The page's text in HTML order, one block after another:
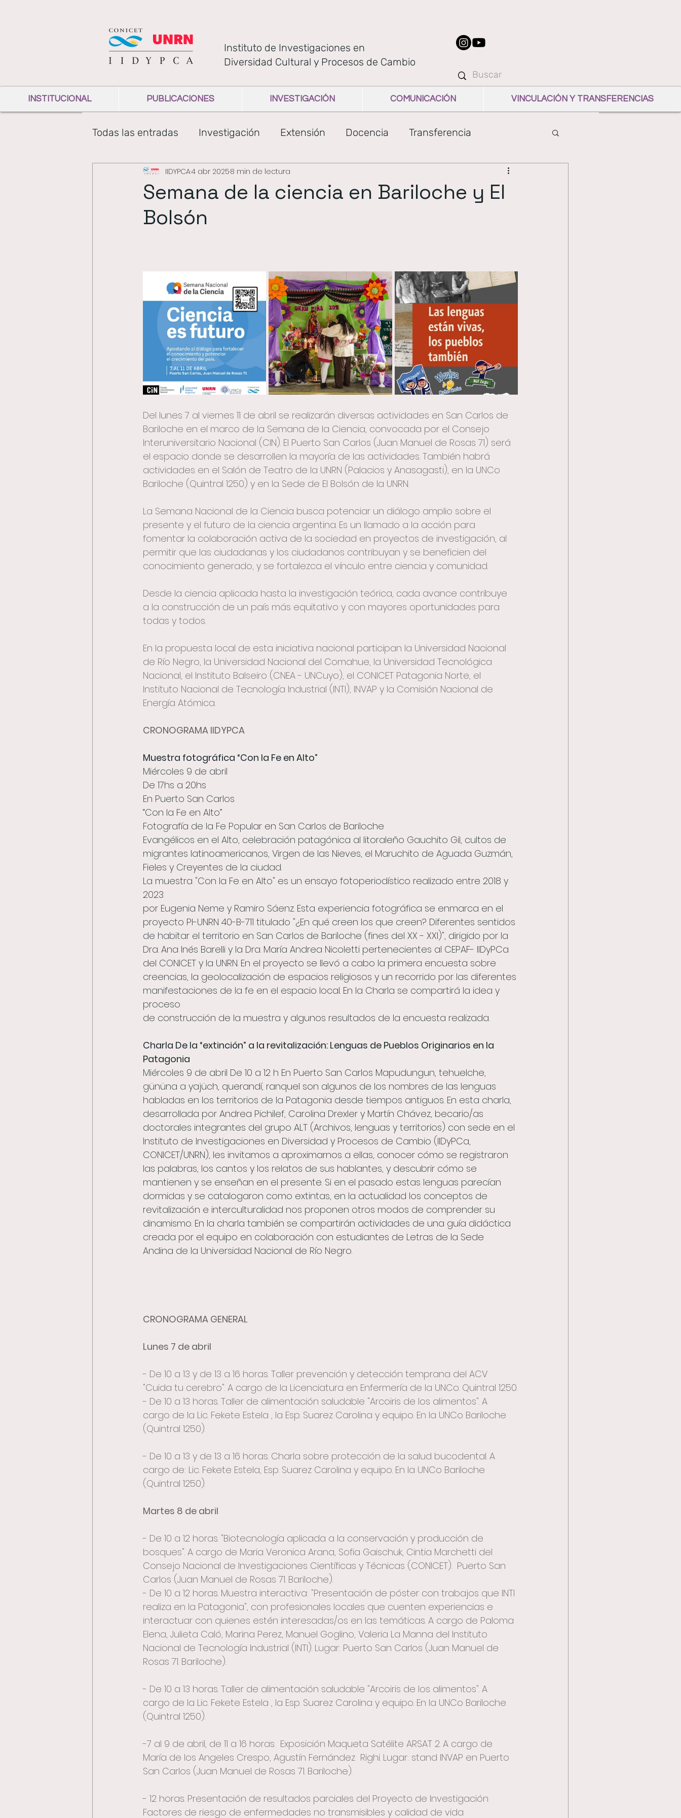
Instituto de Investigaciones en
Diversidad Cultural y Procesos de Cambio
INSTITUCIONAL PUBLICACIONES INVESTIGACIÓN COMUNICACIÓN VINCULACIÓN Y TRANSFERENCIAS
Todas las entradas Investigación Extensión Docencia Transferencia
Institucional diversidad GEMAS
Comunicación de la ciencia
2 vinculación
Semana de la ciencia en Bariloche y El
Bolsón
IIDYPCA4 abr 20258 min de lectura
Del lunes 7 al viernes 11 de abril se realizarán diversas actividades en San Carlos de
Bariloche en el marco de la Semana de la Ciencia, convocada por el Consejo
Interuniversitario Nacional (CIN). El Puerto San Carlos (Juan Manuel de Rosas 71) será
el espacio donde se desarrollen la mayoría de las actividades. También habrá
actividades en el Salón de Teatro de la UNRN (Palacios y Anasagasti), en la UNCo
Bariloche (Quintral 1250) y en la Sede de El Bolsón de la UNRN.
La Semana Nacional de la Ciencia busca potenciar un diálogo amplio sobre el
presente y el futuro de la ciencia argentina. Es un llamado a la acción para
fomentar la colaboración activa de la sociedad en proyectos de investigación, al
permitir que las ciudadanas y los ciudadanos contribuyan y se beneficien del
conocimiento generado, y se fortalezca el vínculo entre ciencia y comunidad.
Desde la ciencia aplicada hasta la investigación teórica, cada avance contribuye
a la construcción de un país más equitativo y con mayores oportunidades para
todas y todos.
En la propuesta local de esta iniciativa nacional participan la Universidad Nacional
de Río Negro, la Universidad Nacional del Comahue, la Universidad Tecnológica
Nacional, el Instituto Balseiro (CNEA - UNCuyo), el CONICET Patagonia Norte, el
Instituto Nacional de Tecnología Industrial (INTI), INVAP y la Comisión Nacional de
Energía Atómica.
CRONOGRAMA IIDYPCA
Muestra fotográfica “Con la Fe en Alto”
Miércoles 9 de abril
De 17hs a 20hs
En Puerto San Carlos
“Con la Fe en Alto”
Fotografía de la Fe Popular en San Carlos de Bariloche
Evangélicos en el Alto, celebración patagónica al litoraleño Gauchito Gil, cultos de
migrantes latinoamericanos, Virgen de las Nieves, el Maruchito de Aguada Guzmán,
Fieles y Creyentes de la ciudad.
La muestra "Con la Fe en Alto" es un ensayo fotoperiodístico realizado entre 2018 y
2023
por Eugenia Neme y Ramiro Sáenz. Esta experiencia fotográfica se enmarca en el
proyecto PI-UNRN 40-B-711 titulado "¿En qué creen los que creen? Diferentes sentidos
de habitar el territorio en San Carlos de Bariloche (fines del XX - XXI)", dirigido por la
Dra. Ana Inés Barelli y la Dra. María Andrea Nicoletti pertenecientes al CEPAF- IIDyPCa
del CONICET y la UNRN. En el proyecto se llevó a cabo la primera encuesta sobre
creencias, la geolocalización de espacios religiosos y un recorrido por las diferentes
manifestaciones de la fe en el espacio local. En la Charla se compartirá la idea y
proceso
de construcción de la muestra y algunos resultados de la encuesta realizada.
Charla De la “extinción” a la revitalización: Lenguas de Pueblos Originarios en la
Patagonia
Miércoles 9 de abril De 10 a 12 h En Puerto San Carlos Mapudungun, tehuelche,
gününa a yajüch, querandí, ranquel son algunos de los nombres de las lenguas
habladas en los territorios de la Patagonia desde tiempos antiguos. En esta charla,
desarrollada por Andrea Pichilef, Carolina Drexler y Martín Chávez, becario/as
doctorales integrantes del grupo ALT (Archivos, lenguas y territorios) con sede en el
Instituto de Investigaciones en Diversidad y Procesos de Cambio (IIDyPCa,
CONICET/UNRN), les invitamos a aproximarnos a ellas, conocer cómo se registraron
las palabras, los cantos y los relatos de sus hablantes, y descubrir cómo se
mantienen y se enseñan en el presente. Si en el pasado estas lenguas parecían
dormidas y se catalogaron como extintas, en la actualidad los conceptos de
revitalización e interculturalidad nos proponen otros modos de comprender su
dinamismo. En la charla también se compartirán actividades de una guía didáctica
creada por el equipo en colaboración con estudiantes de Letras de la Sede
Andina de la Universidad Nacional de Río Negro.
CRONOGRAMA GENERAL
Lunes 7 de abril
- De 10 a 13 y de 13 a 16 horas. Taller prevención y detección temprana del ACV
"Cuida tu cerebro". A cargo de la Licenciatura en Enfermería de la UNCo. Quintral 1250.
- De 10 a 13 horas. Taller de alimentación saludable "Arcoiris de los alimentos". A
cargo de la Lic. Fekete Estela , la Esp. Suarez Carolina y equipo. En la UNCo Bariloche
(Quintral 1250).
- De 10 a 13 y de 13 a 16 horas. Charla sobre protección de la salud bucodental. A
cargo de: Lic. Fekete Estela, Esp. Suarez Carolina y equipo. En la UNCo Bariloche
(Quintral 1250).
Martes 8 de abril
- De 10 a 12 horas. "Biotecnología aplicada a la conservación y producción de
bosques". A cargo de Maria Veronica Arana, Sofia Gaischuk, Cintia Marchetti del
Consejo Nacional de Investigaciones Científicas y Técnicas (CONICET).  Puerto San
Carlos (Juan Manuel de Rosas 71. Bariloche).
- De 10 a 12 horas. Muestra interactiva: "Presentación de póster con trabajos que INTI
realiza en la Patagonia", con profesionales locales que cuenten experiencias e
interactuar con quienes estén interesadas/os en las temáticas. A cargo de Paloma
Elena, Julieta Caló, Marina Perez, Manuel Goglino, Valeria La Manna del Instituto
Nacional de Tecnología Industrial (INTI). Lugar: Puerto San Carlos (Juan Manuel de
Rosas 71. Bariloche).
- De 10 a 13 horas. Taller de alimentación saludable "Arcoiris de los alimentos". A
cargo de la Lic. Fekete Estela , la Esp. Suarez Carolina y equipo. En la UNCo Bariloche
(Quintral 1250).
-7 al 9 de abril, de 11 a 16 horas.  Exposición Maqueta Satélite ARSAT 2. A cargo de
María de los Angeles Crespo, Agustín Fernández  Righi. Lugar: stand INVAP en Puerto
San Carlos (Juan Manuel de Rosas 71. Bariloche).
- 12 horas. Presentación de resultados parciales del Proyecto de Investigación
Factores de riesgo de enfermedades no transmisibles y calidad de vida